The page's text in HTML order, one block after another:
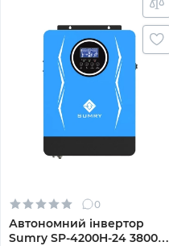
0
Автономний інвертор
Sumry SP-4200H-24 3800W